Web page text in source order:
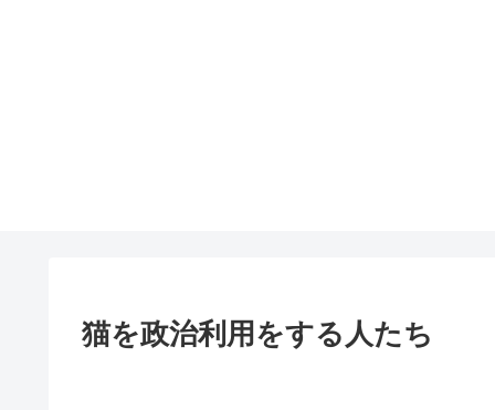
猫を政治利用をする人たち